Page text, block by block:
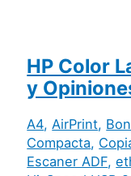
HP Color
y
A4, AirPrint,
Compacta,
Escaner ADF,